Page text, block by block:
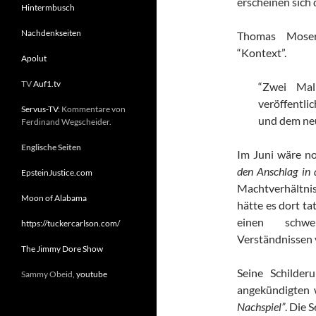
Thomas
“Kontext”.
“Zwei
und dem
Im Juni wäre
den Anschlag in
hätte es dort
einen
Verständnissen
Seine
Nachspiel”. Die
Hintermbusch
Nachdenkseiten
Apolut
TVAuf1.tv
Servus-TV: Kommentare von
Ferdinand Wegscheider.
Englische Seiten
EpsteinJustice.com
Moon of Alabama
https://tuckercarlson.com/
The Jimmy Dore Show
Sammy Obeid, youtube